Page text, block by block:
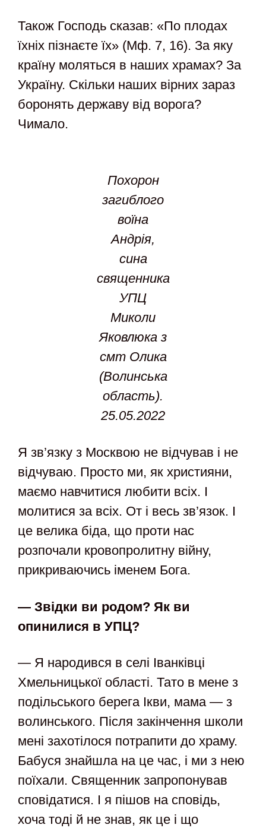
Також Господь сказав: «По плодах
їхніх пізнаєте їх» (Мф. 7, 16). За яку
країну моляться в наших храмах? За
Україну. Скільки наших вірних зараз
боронять державу від ворога?
Чимало.
Похорон
загиблого
воїна
Андрія,
сина
священника
УПЦ
Миколи
Яковлюка з
смт Олика
(Волинська
область).
25.05.2022
Я зв’язку з Москвою не відчував і не
відчуваю. Просто ми, як християни,
маємо навчитися любити всіх. І
молитися за всіх. От і весь зв’язок. І
це велика біда, що проти нас
розпочали кровопролитну війну,
прикриваючись іменем Бога.
— Звідки ви родом? Як ви
опинилися в УПЦ?
— Я народився в селі Іванківці
Хмельницької області. Тато в мене з
подільського берега Ікви, мама — з
волинського. Після закінчення школи
мені захотілося потрапити до храму.
Бабуся знайшла на це час, і ми з нею
поїхали. Священник запропонував
сповідатися. І я пішов на сповідь,
хоча тоді й не знав, як це і що